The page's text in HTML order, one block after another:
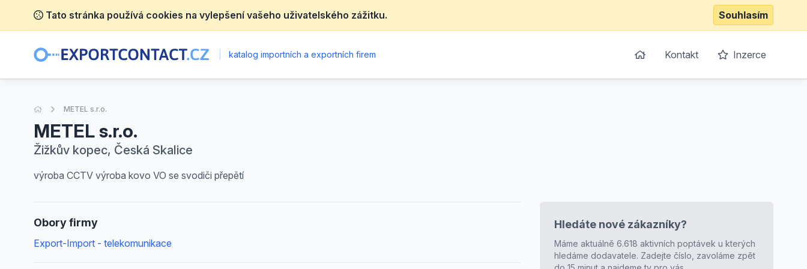
Tato stránka používá cookies na vylepšení vašeho uživatelského zážitku. Souhlasím
katalog importních a exportních firem Kontakt Inzerce
Úvodní stránka
METEL s.r.o.
METEL s.r.o.
Žižkův kopec, Česká Skalice
výroba CCTV výroba kovo VO se svodiči přepětí
Obory firmy
Export-Import - telekomunikace
Hledáte nové zákazníky?
Máme aktuálně 6.618 aktivních poptávek u kterých
hledáme dodavatele. Zadejte číslo, zavoláme zpět